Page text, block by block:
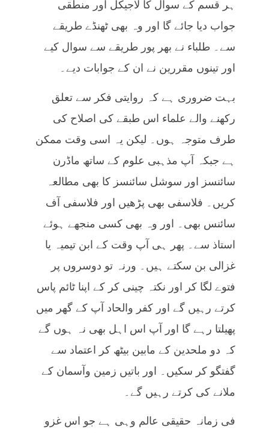
ہر قسم کے سوال کا لاجیکل اور منطقی
جواب دیا جائے گا اور وہ بھی ٹھنڈے طریقے
سے۔ طلباء نے بھر پور طریقے سے سوال کیے
اور تینوں مقررین نے ان کے جوابات دیے۔
بہت ضروری ہے کہ روایتی فکر سے تعلق
رکھنے والے علماء اس طبقے کی اصلاح کی
طرف متوجہ ہوں۔ لیکن یہ اسی وقت ممکن
ہے جبکہ آپ مذہبی علوم کے ساتھ ماڈرن
سائنسز اور سوشل سائنسز کا بھی مطالعہ
کریں۔ فلاسفی بھی پڑھیں اور فلاسفی آف
سائنس بھی۔ اور وہ بھی کسی منجھے ہوئے
استاذ سے۔ پھر ہی آپ وقت کے ابن تیمیہ یا
غزالی بن سکتے ہیں۔ ورنہ تو دوسروں پر
فتوے لگا کر اور نکتہ چینی کر کے اپنا ٹائم پاس
کرتے رہیں گے اور کفر والحاد آپ کے گھر میں
پھیلتا رہے گا اور آپ اس اہل بھی نہ ہوں گے
کہ دو ملحدین کے مابین بیٹھ کر اعتماد سے
گفتگو کر سکیں۔ اور باتیں زمین وآسمان کے
ملانے کی کرتے رہیں گے۔
فی زمانہ حقیقی عالم وہی ہے جو اس غزو